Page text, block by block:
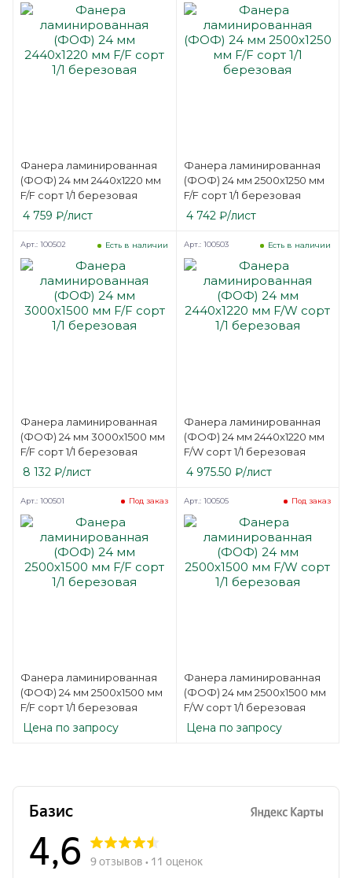
Фанера ламинированная
(ФОФ) 24 мм 2440х1220 мм
F/F сорт 1/1 березовая
4 759 ₽/лист
Фанера ламинированная
(ФОФ) 24 мм 2500х1250 мм
F/F сорт 1/1 березовая
4 742₽/лист
Фанера ламинированная
(ФОФ) 24 мм 3000х1500 мм
F/F сорт 1/1 березовая
Есть в наличии
Арт.: 100502
8 132 ₽/лист
Фанера ламинированная
(ФОФ) 24 мм 2440х1220 мм
F/W сорт 1/1 березовая
Есть в наличии
Арт.: 100503
4 975.50 ₽/лист
Фанера ламинированная
(ФОФ) 24 мм 2500х1500 мм
F/F сорт 1/1 березовая
Под заказ
Арт.: 100501
Цена по запросу
Фанера ламинированная
(ФОФ) 24 мм 2500х1500 мм
F/W сорт 1/1 березовая
Под заказ
Арт.: 100505
Цена по запросу